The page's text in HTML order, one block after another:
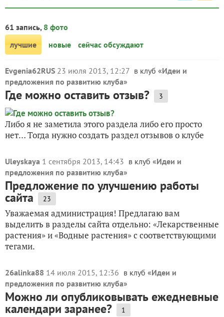
61 запись, 8 фото
лучшие
новые сейчас обсуждают
Evgenia62RUS 23 июля 2013, 12:27 в клуб «Идеи и
предложения по развитию клуба»
Где можно оставить отзыв? 3
Либо я не заметила этого раздела либо его просто
нет… Тогда нужно создать раздел отзывов о клубе
Uleyskaya 1 сентября 2013, 14:43 в клуб «Идеи и
предложения по развитию клуба»
Предложение по улучшению работы
сайта 23
Уважаемая администрация! Предлагаю вам
выделить в разделы сайта отдельно: «Лекарственные
растения» и «Водные растения» с соответствующими
тегами.
26alinka88 14 июля 2015, 12:36 в клуб «Идеи и
предложения по развитию клуба»
Можно ли опубликовывать ежедневные
календари заранее? 1